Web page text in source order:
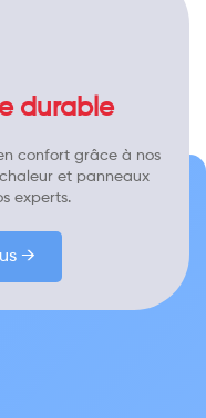
durable
confort grâce à nos
et panneaux
experts.
→